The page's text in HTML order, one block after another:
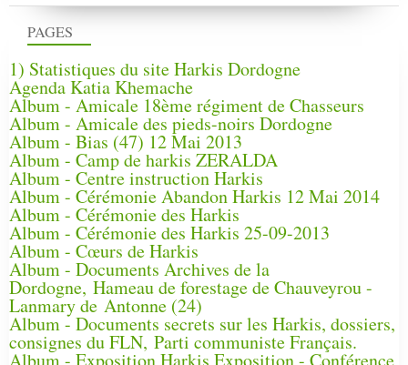
PAGES
1) Statistiques du site Harkis Dordogne
Agenda Katia Khemache
Album - Amicale 18ème régiment de Chasseurs
Album - Amicale des pieds-noirs Dordogne
Album - Bias (47) 12 Mai 2013
Album - Camp de harkis ZERALDA
Album - Centre instruction Harkis
Album - Cérémonie Abandon Harkis 12 Mai 2014
Album - Cérémonie des Harkis
Album - Cérémonie des Harkis 25-09-2013
Album - Cœurs de Harkis
Album - Documents Archives de la
Dordogne, Hameau de forestage de Chauveyrou -
Lanmary de Antonne (24)
Album - Documents secrets sur les Harkis, dossiers,
consignes du FLN, Parti communiste Français.